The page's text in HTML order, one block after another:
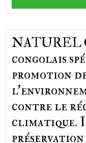
NATUREL
congolais
promotion
contre le
climatique.
préservation